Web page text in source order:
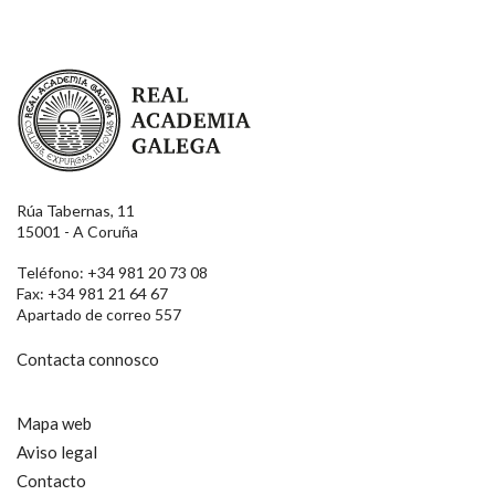
Real Academia Galega
Rúa Tabernas, 11
15001 - A Coruña
Teléfono: +34 981 20 73 08
Fax: +34 981 21 64 67
Apartado de correo 557
Contacta connosco
Mapa web
Aviso legal
Contacto